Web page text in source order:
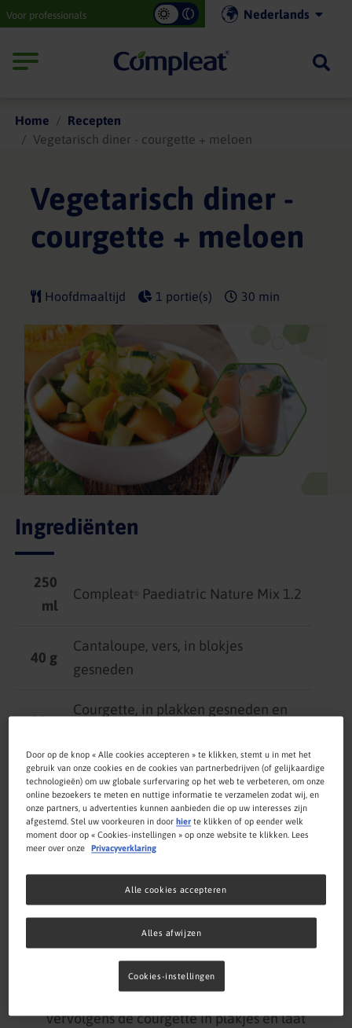
Main
Voor professionals Nederlands
Compleat
Home
Recepten
Vegetarisch diner - courgette + meloen
Vegetarisch diner -
courgette + meloen
Hoofdmaaltijd 1 portie(s) 30 min
Ingrediënten
250
ml
Compleat Paediatric Nature Mix 1.2
40 g
Cantaloupe, vers, in blokjes
gesneden
30 g
Courgette, in plakken gesneden en
45 g Linzen, gekookt
Bereiding
Kook de linzen in een kookpot gevuld met
een hoeveelheid water dat 3keer het
volume van de linzen is. Laat ze 15 tot 20
minuten koken.
Snijd de cantaloupe in blokjes, snijd
vervolgens de courgette in plakjes en laat
Door op de knop « Alle cookies accepteren » te klikken, stemt u in met het
gebruik van onze cookies en de cookies van partnerbedrijven (of gelijkaardige
technologieën) om uw globale surfervaring op het web te verbeteren, om onze
online bezoekers te meten en nuttige informatie te verzamelen zodat wij, en
onze partners, u advertenties kunnen aanbieden die op uw interesses zijn
afgestemd. Stel uw voorkeuren in doorhier te klikken of op eender welk
moment door op « Cookies-instellingen » op onze website te klikken. Lees
meer over onze
Privacyverklaring
Alles afwijzen
Alle cookies accepteren
Cookies-instellingen